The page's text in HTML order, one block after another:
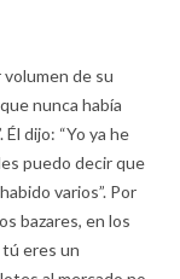
volumen de su
nunca había
dijo: “Yo ya he
puedo decir que
varios”. Por
bazares, en los
tú eres un